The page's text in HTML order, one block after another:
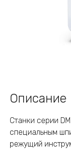
Описание
Станки серии
специальным
режущий